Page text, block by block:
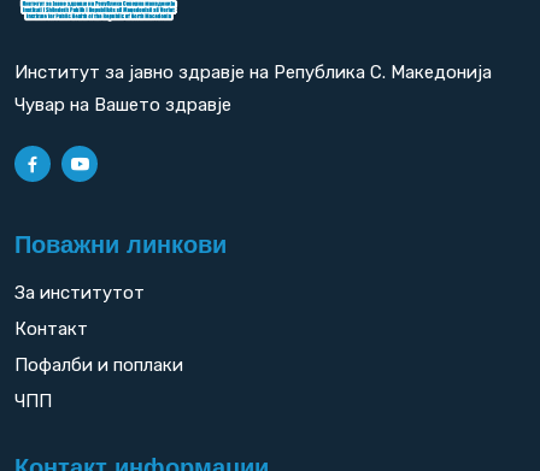
Институт за јавно здравје на Република С. Македонија
Чувар на Вашето здравје
Поважни линкови
За институтот
Контакт
Пофалби и поплаки
ЧПП